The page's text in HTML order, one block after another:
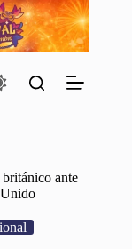
ante